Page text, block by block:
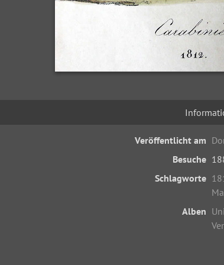
Veröffentlicht am
Besuche
Schlagworte
Alben